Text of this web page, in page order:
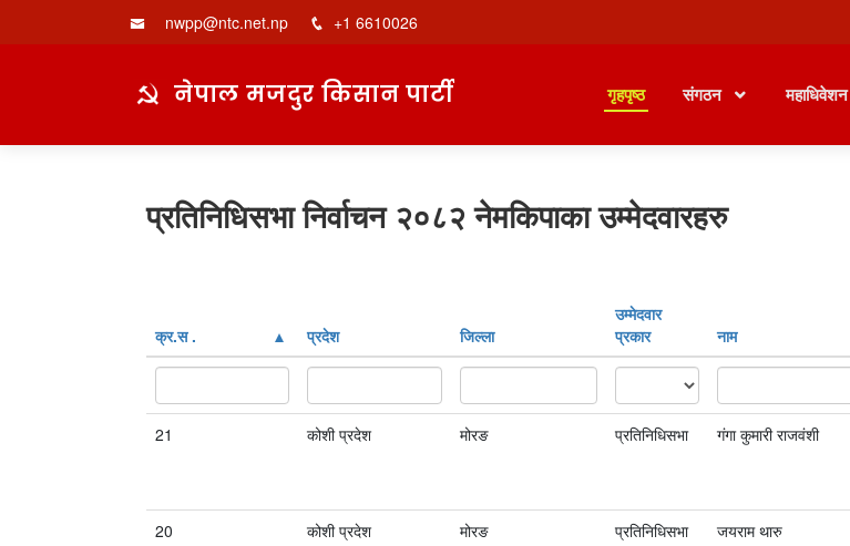
nwpp@ntc.net.np +1 6610026
नेपाल मजदुर किसान पार्टी गृहपृष्ठ संगठन महाधिवेशन
प्रतिनिधिसभा निर्वाचन २०८२ नेमकिपाका उम्मेदवारहरु
क्र‍.स‌ . प्रदेश जिल्ला
उम्मेदवार
प्रकार
नाम
21 कोशी प्रदेश मोरङ प्रतिनिधिसभा गंगा कुमारी राजवंशी
20 कोशी प्रदेश मोरङ प्रतिनिधिसभा जयराम थारु